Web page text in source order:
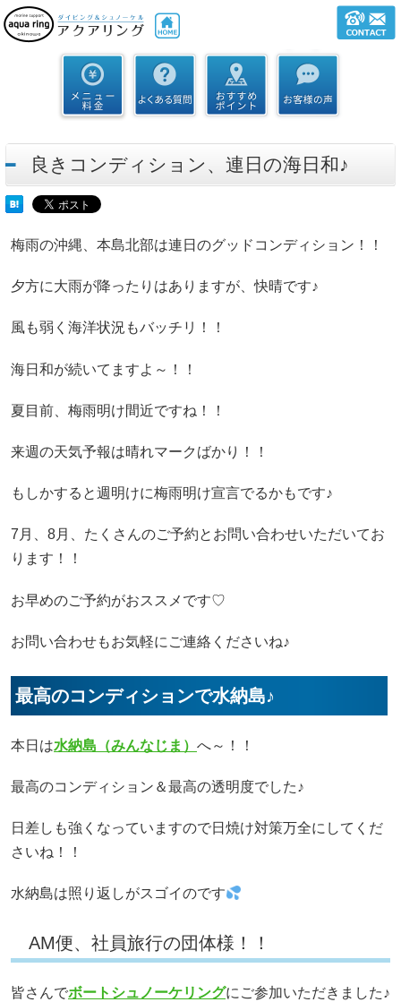
良きコンディション、連日の海日和♪
梅雨の沖縄、本島北部は連日のグッドコンディション！！
夕方に大雨が降ったりはありますが、快晴です♪
風も弱く海洋状況もバッチリ！！
海日和が続いてますよ～！！
夏目前、梅雨明け間近ですね！！
来週の天気予報は晴れマークばかり！！
もしかすると週明けに梅雨明け宣言でるかもです♪
7月、8月、たくさんのご予約とお問い合わせいただいてお
ります！！
お早めのご予約がおススメです♡
お問い合わせもお気軽にご連絡くださいね♪
最高のコンディションで水納島♪
本日は水納島（みんなじま） へ～！！
最高のコンディション＆最高の透明度でした♪
日差しも強くなっていますので日焼け対策万全にしてくだ
さいね！！
水納島は照り返しがスゴイのです
AM便、社員旅行の団体様！！
皆さんでボートシュノーケリングにご参加いただきました♪